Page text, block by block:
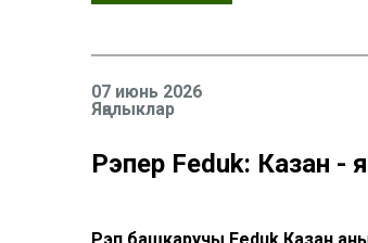
07 июнь 2026
Яңалыклар
Рэпер Feduk: Казан -